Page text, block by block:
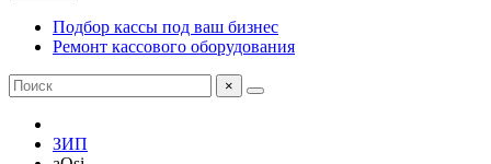
Подбор кассы под ваш бизнес
Ремонт кассового оборудования
×
ЗИП